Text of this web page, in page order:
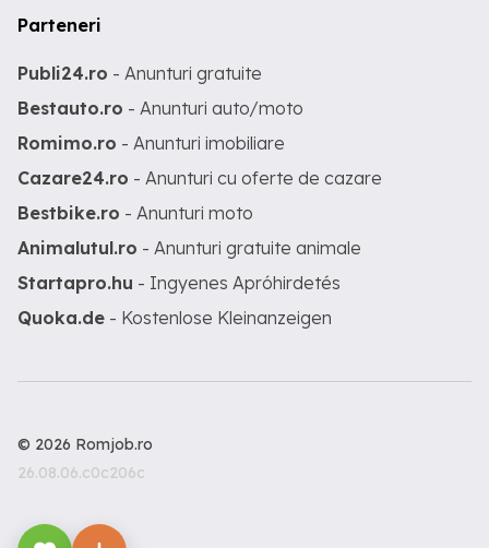
Parteneri
Publi24.ro - Anunturi gratuite
Bestauto.ro - Anunturi auto/moto
Romimo.ro - Anunturi imobiliare
Cazare24.ro - Anunturi cu oferte de cazare
Bestbike.ro - Anunturi moto
Animalutul.ro - Anunturi gratuite animale
Startapro.hu - Ingyenes Apróhirdetés
Quoka.de - Kostenlose Kleinanzeigen
© 2026 Romjob.ro
26.08.06.c0c206c